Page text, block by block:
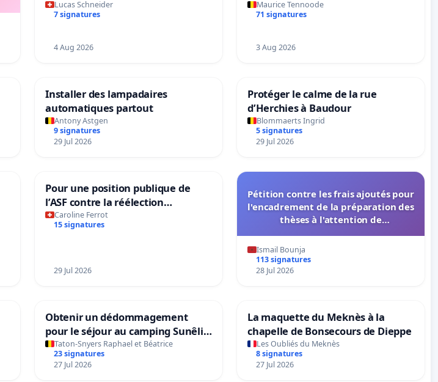
Lucas Schneider
7 signatures
4 Aug 2026
Beauval - Voor een MIVB-
bediening van de wijken
Maurice Tennoode
71 signatures
3 Aug 2026
Installer des lampadaires
automatiques partout
Antony Astgen
9 signatures
29 Jul 2026
Protéger le calme de la rue
d’Herchies à Baudour
Blommaerts Ingrid
5 signatures
29 Jul 2026
Pour une position publique de
l’ASF contre la réélection
d’Infantino
Caroline Ferrot
15 signatures
29 Jul 2026
Pétition contre les frais ajoutés pour
l'encadrement de la préparation des
thèses à l'attention de
décisionnelles de l'UIASS
Ismail Bounja
113 signatures
28 Jul 2026
Obtenir un dédommagement
pour le séjour au camping Sunêlia
La Clémentine
Taton-Snyers Raphael et Béatrice
23 signatures
27 Jul 2026
La maquette du Meknès à la
chapelle de Bonsecours de Dieppe
Les Oubliés du Meknès
8 signatures
27 Jul 2026